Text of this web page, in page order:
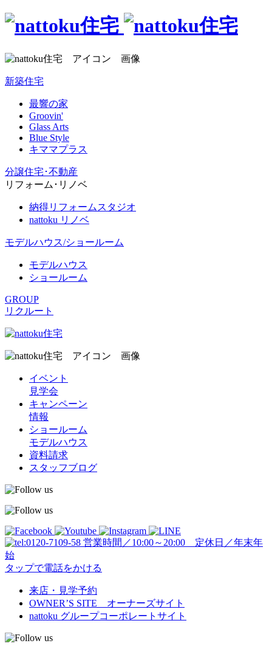
新築住宅
最響の家
Groovin'
Glass Arts
Blue Style
キママプラス
分譲住宅･不動産
リフォーム･リノベ
納得リフォームスタジオ
nattoku リノベ
モデルハウス/ショールーム
モデルハウス
ショールーム
GROUP
リクルート
イベント
見学会
キャンペーン
情報
ショールーム
モデルハウス
資料請求
スタッフブログ
営業時間／10:00～20:00 定休日／年末年
始
タップで電話をかける
来店・見学予約
OWNER’S SITE オーナーズサイト
nattoku グループコーポレートサイト